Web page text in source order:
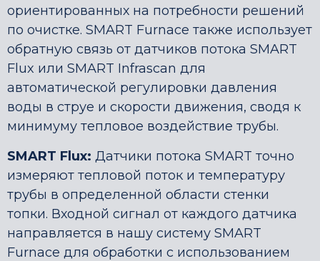
ориентированных на потребности решений
по очистке. SMART Furnace также использует
обратную связь от датчиков потока SMART
Flux или SMART Infrascan для
автоматической регулировки давления
воды в струе и скорости движения, сводя к
минимуму тепловое воздействие трубы.
SMART Flux: Датчики потока SMART точно
измеряют тепловой поток и температуру
трубы в определенной области стенки
топки. Входной сигнал от каждого датчика
направляется в нашу систему SMART
Furnace для обработки с использованием